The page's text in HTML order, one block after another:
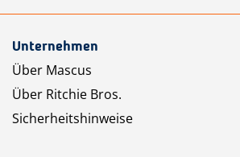
Unternehmen
Über Mascus
Über Ritchie Bros.
Sicherheitshinweise